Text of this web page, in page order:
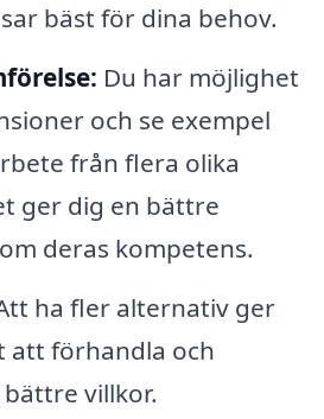
bäst för dina behov.
Du har möjlighet
och se exempel
från flera olika
ger dig en bättre
deras kompetens.
ha fler alternativ ger
att förhandla och
villkor.